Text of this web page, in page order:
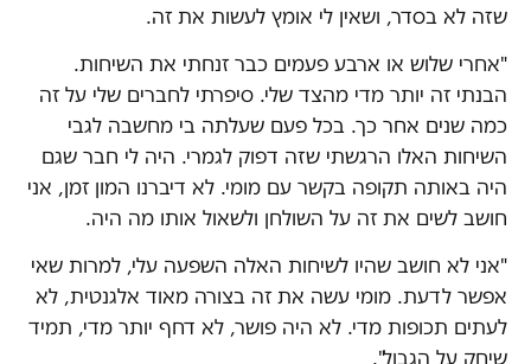
שזה לא בסדר, ושאין לי אומץ לעשות את זה.
"אחרי שלוש או ארבע פעמים כבר זנחתי את השיחות.
הבנתי זה יותר מדי מהצד שלי. סיפרתי לחברים שלי על זה
כמה שנים אחר כך. בכל פעם שעלתה בי מחשבה לגבי
השיחות האלו הרגשתי שזה דפוק לגמרי. היה לי חבר שגם
היה באותה תקופה בקשר עם מומי. לא דיברנו המון זמן, אני
חושב לשים את זה על השולחן ולשאול אותו מה היה.
"אני לא חושב שהיו לשיחות האלה השפעה עלי, למרות שאי
אפשר לדעת. מומי עשה את זה בצורה מאוד אלגנטית, לא
לעתים תכופות מדי. לא היה פושר, לא דחף יותר מדי, תמיד
שיחק על הגבול".